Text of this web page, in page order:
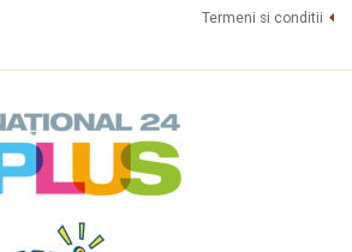
Termeni si conditii